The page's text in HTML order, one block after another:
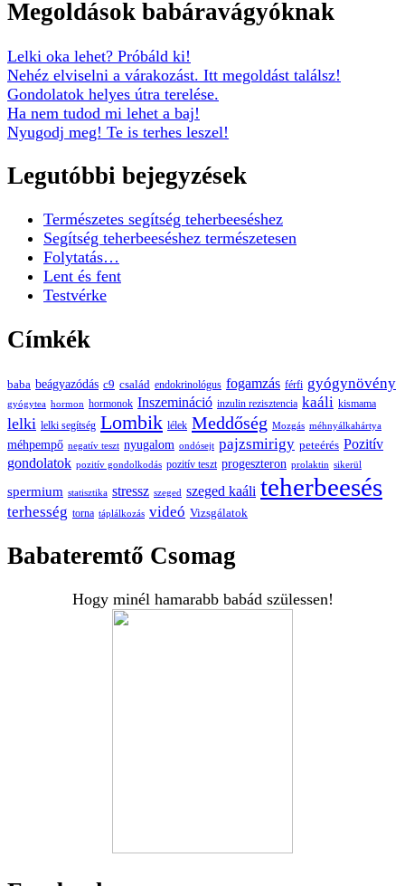
Megoldások babáravágyóknak
Lelki oka lehet? Próbáld ki!
Nehéz elviselni a várakozást. Itt megoldást találsz!
Gondolatok helyes útra terelése.
Ha nem tudod mi lehet a baj!
Nyugodj meg! Te is terhes leszel!
Legutóbbi bejegyzések
Természetes segítség teherbeeséshez
Segítség teherbeeséshez természetesen
Folytatás…
Lent és fent
Testvérke
Címkék
baba beágyazódás c9 család endokrinológus fogamzás férfi gyógynövény
gyógytea hormon hormonok Inszemináció inzulin rezisztencia kaáli kismama
lelki lelki segítség Lombik lélek Meddőség Mozgás méhnyálkahártya
méhpempő negatív teszt nyugalom ondósejt pajzsmirigy peteérés Pozitív
gondolatok pozitív gondolkodás pozitív teszt progeszteron prolaktin sikerül
spermium statisztika stressz szeged szeged kaáli teherbeesés
terhesség torna táplálkozás videó Vizsgálatok
Babateremtő Csomag
Hogy minél hamarabb babád szülessen!